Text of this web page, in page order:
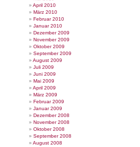
April 2010
März 2010
Februar 2010
Januar 2010
Dezember 2009
November 2009
Oktober 2009
September 2009
August 2009
Juli 2009
Juni 2009
Mai 2009
April 2009
März 2009
Februar 2009
Januar 2009
Dezember 2008
November 2008
Oktober 2008
September 2008
August 2008